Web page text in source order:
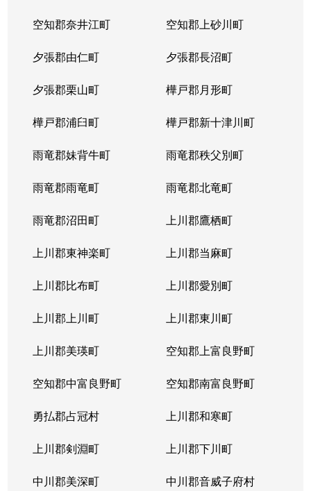
空知郡奈井江町 空知郡上砂川町
夕張郡由仁町 夕張郡長沼町
夕張郡栗山町 樺戸郡月形町
樺戸郡浦臼町 樺戸郡新十津川町
雨竜郡妹背牛町 雨竜郡秩父別町
雨竜郡雨竜町 雨竜郡北竜町
雨竜郡沼田町 上川郡鷹栖町
上川郡東神楽町 上川郡当麻町
上川郡比布町 上川郡愛別町
上川郡上川町 上川郡東川町
上川郡美瑛町 空知郡上富良野町
空知郡中富良野町 空知郡南富良野町
勇払郡占冠村 上川郡和寒町
上川郡剣淵町 上川郡下川町
中川郡美深町 中川郡音威子府村